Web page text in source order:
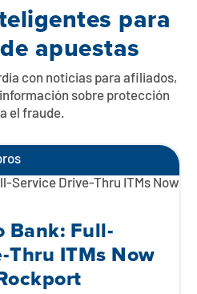
para
apuestas
con noticias para afiliados,
sobre protección
el fraude.
Bank: Full-
Thru ITMs Now